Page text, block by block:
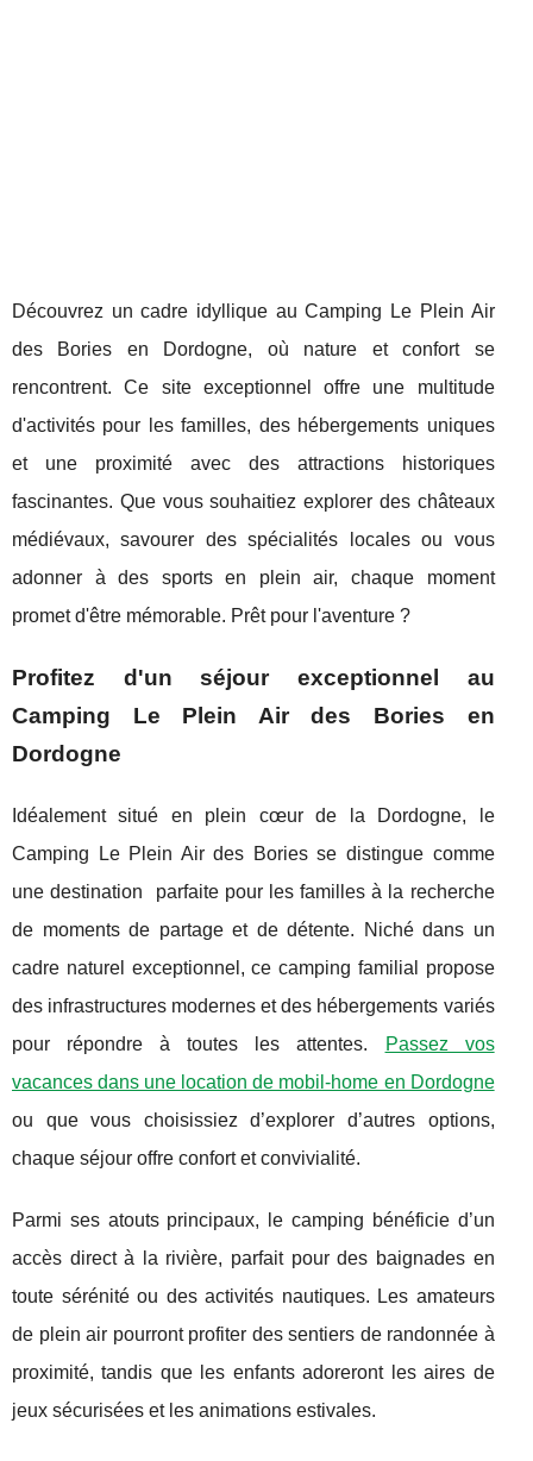
Découvrez un cadre idyllique au Camping Le Plein Air
des Bories en Dordogne, où nature et confort se
rencontrent. Ce site exceptionnel offre une multitude
d'activités pour les familles, des hébergements uniques
et une proximité avec des attractions historiques
fascinantes. Que vous souhaitiez explorer des châteaux
médiévaux, savourer des spécialités locales ou vous
adonner à des sports en plein air, chaque moment
promet d'être mémorable. Prêt pour l'aventure ?
Profitez d'un séjour exceptionnel au
Camping Le Plein Air des Bories en
Dordogne
Idéalement situé en plein cœur de la Dordogne, le
Camping Le Plein Air des Bories se distingue comme
une destination
parfaite pour les familles à la recherche
de moments de partage et de détente. Niché dans un
cadre naturel exceptionnel, ce camping familial propose
des infrastructures modernes et des hébergements variés
pour répondre à toutes les attentes.
Passez vos
vacances dans une location de mobil-home en Dordogne
ou que vous choisissiez d’explorer d’autres options,
chaque séjour offre confort et convivialité.
Parmi ses atouts principaux, le camping bénéficie d’un
accès direct à la rivière, parfait pour des baignades en
toute sérénité ou des activités nautiques. Les amateurs
de plein air pourront profiter des sentiers de randonnée à
proximité, tandis que les enfants adoreront les aires de
jeux sécurisées et les animations estivales.